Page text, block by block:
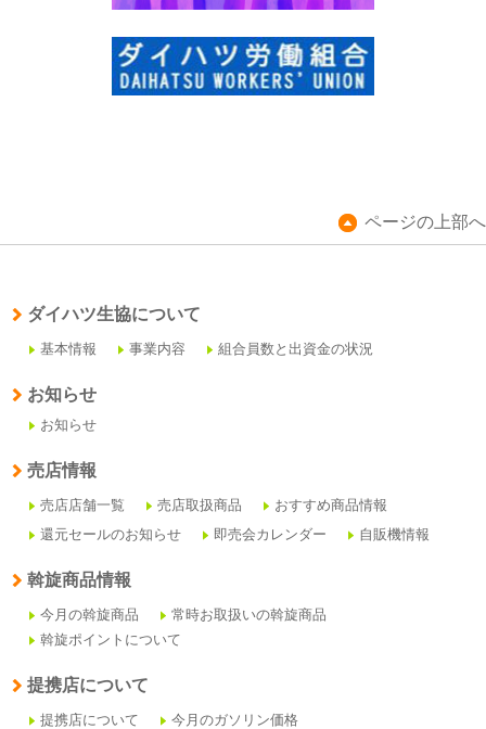
ページの上部へ
ダイハツ生協について
基本情報 事業内容 組合員数と出資金の状況
お知らせ
お知らせ
売店情報
売店店舗一覧 売店取扱商品
おすすめ商品情報
還元セールのお知らせ
即売会カレンダー 自販機情報
斡旋商品情報
今月の斡旋商品
常時お取扱いの斡旋商品
斡旋ポイントについて
提携店について
提携店について 今月のガソリン価格